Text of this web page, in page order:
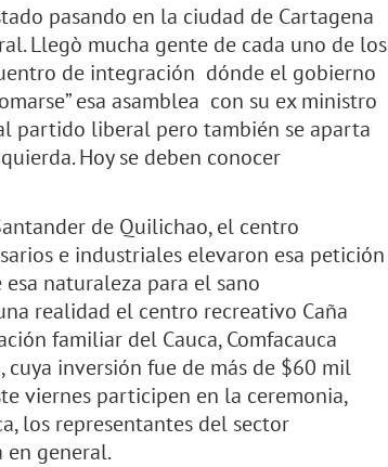
pasando en la ciudad de Cartagena
Llegò mucha gente de cada uno de los
de integración dónde el gobierno
esa asamblea con su ex ministro
partido liberal pero también se aparta
Hoy se deben conocer
de Quilichao, el centro
e industriales elevaron esa petición
naturaleza para el sano
realidad el centro recreativo Caña
familiar del Cauca, Comfacauca
cuya inversión fue de más de $60 mil
viernes participen en la ceremonia,
los representantes del sector
en general.